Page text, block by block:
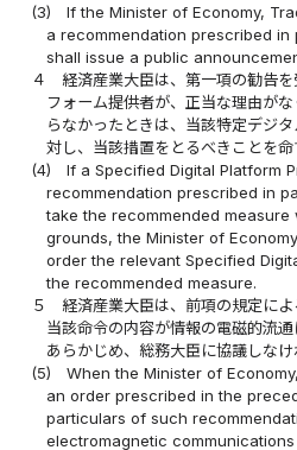
(3)
If the Minister of Economy,
a recommendation prescribed in
shall issue a public
４
経済産業大臣は、第一項の勧告
フォーム提供者が、正当な理由が
らなかったときは、当該特定デジ
対し、当該措置をとるべきことを命
(4)
If a Specified Digital Platform
recommendation prescribed in
take the recommended
grounds, the Minister of
order the relevant Specified
the recommended measure.
５
経済産業大臣は、前項の規定によ
当該命令の内容が情報の電磁的流通
あらかじめ、総務大臣に協議しなけ
(5)
When the Minister of
an order prescribed in the
particulars of such
electromagnetic